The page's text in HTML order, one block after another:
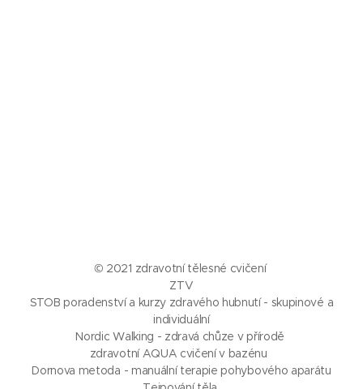
© 2021 zdravotní tělesné cvičení
ZTV
STOB poradenství a kurzy zdravého hubnutí - skupinové a
individuální
Nordic Walking - zdravá chůze v přírodě
zdravotní AQUA cvičení v bazénu
Dornova metoda - manuální terapie pohybového aparátu